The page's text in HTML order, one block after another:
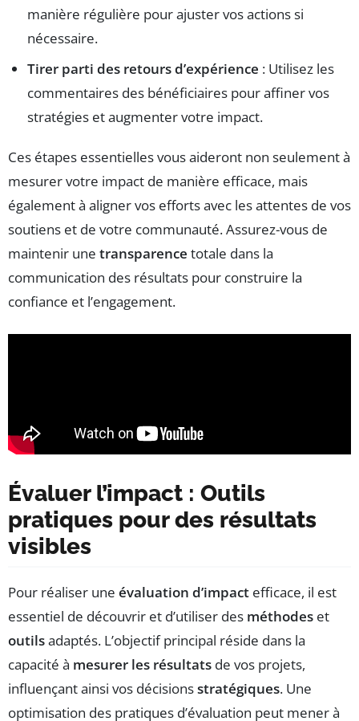
manière régulière pour ajuster vos actions si
nécessaire.
Tirer parti des retours d’expérience : Utilisez les
commentaires des bénéficiaires pour affiner vos
stratégies et augmenter votre impact.
Ces étapes essentielles vous aideront non seulement à
mesurer votre impact de manière efficace, mais
également à aligner vos efforts avec les attentes de vos
soutiens et de votre communauté. Assurez-vous de
maintenir une transparence totale dans la
communication des résultats pour construire la
confiance et l’engagement.
Évaluer l’impact : Outils
pratiques pour des résultats
visibles
Pour réaliser une évaluation d’impact efficace, il est
essentiel de découvrir et d’utiliser des méthodes et
outilsadaptés. L’objectif principal réside dans la
capacité à mesurer les résultats de vos projets,
influençant ainsi vos décisionsstratégiques. Une
optimisation des pratiques d’évaluation peut mener à